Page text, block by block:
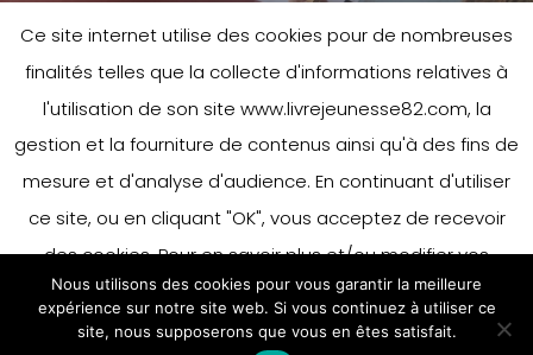
Next Post
Librairie Editeurs
Ce site internet utilise des cookies pour de nombreuses
finalités telles que la collecte d'informations relatives à
l'utilisation de son site www.livrejeunesse82.com, la
gestion et la fourniture de contenus ainsi qu'à des fins de
mesure et d'analyse d'audience. En continuant d'utiliser
ce site, ou en cliquant "OK", vous acceptez de recevoir
des cookies. Pour en savoir plus et/ou modifier vos
préférences en matière de cookies, merci de vous référer
à notre politique sur les cookies.
Accepter
Nous utilisons des cookies pour vous garantir la meilleure
expérience sur notre site web. Si vous continuez à utiliser ce
site, nous supposerons que vous en êtes satisfait.